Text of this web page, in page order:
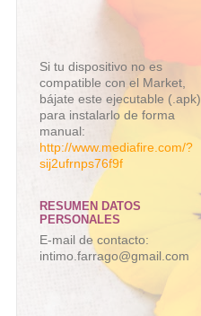
Si tu dispositivo no es
compatible con el Market,
bájate este ejecutable (.apk)
para instalarlo de forma
manual:
http://www.mediafire.com/?
sij2ufrnps76f9f
RESUMEN DATOS
PERSONALES
E-mail de contacto:
intimo.farrago@gmail.com